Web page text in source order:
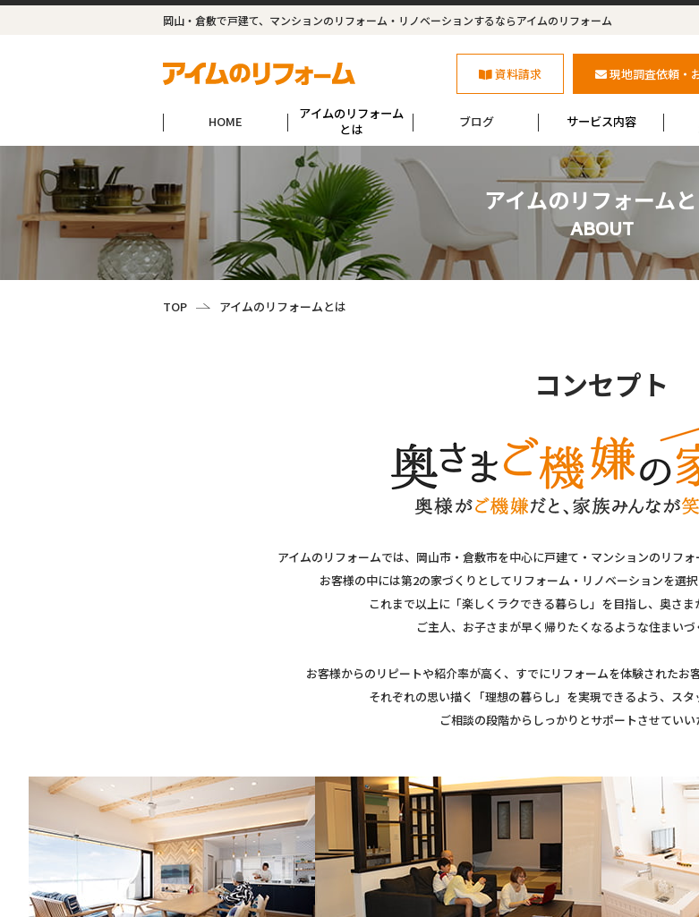
岡山・倉敷で戸建て、マンションのリフォーム・ リノベーションするならアイムのリフォーム
資料請求 現地調査依頼・
HOME
アイムのリフォーム
とは
ブログ サービス内容
アイムのリフォーム
ABOUT
TOP アイムのリフォームとは
コンセプト
アイムのリフォームでは、岡山市・倉敷市を中心に戸建て・マンションのリフォ
お客様の中には第2の家づくりとしてリフォーム・リノベーションを選
これまで以上に「楽しくラクできる暮らし」を目指し、奥さま
ご主人、お子さまが早く帰りたくなるような住まいづ
お客様からのリピートや紹介率が高く、すでにリフォームを体験されたお
それぞれの思い描く「理想の暮らし」を実現できるよう、スタ
ご相談の段階からしっかりとサポートさせていい